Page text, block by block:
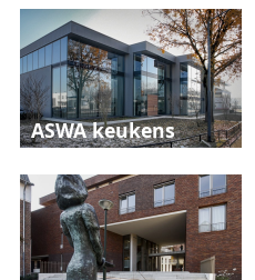
ASWA keukens